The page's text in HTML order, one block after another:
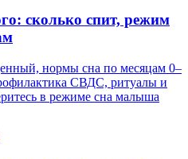
сколько спит, режим
нормы сна по месяцам 0–
СВДС, ритуалы и
в режиме сна малыша